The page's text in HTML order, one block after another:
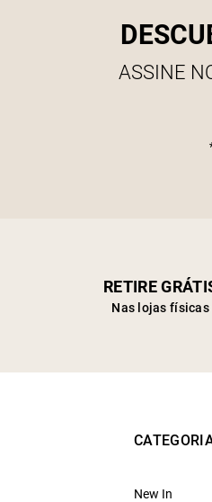
ASSINE
RETIRE
Nas lojas físicas
New In